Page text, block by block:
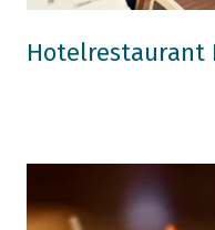
Hotelrestaurant